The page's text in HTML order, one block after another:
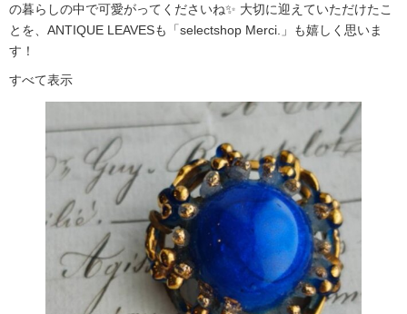
の暮らしの中で可愛がってくださいね✨ 大切に迎えていただけたこ
とを、ANTIQUE LEAVESも「selectshop Merci.」も嬉しく思いま
す！
すべて表示